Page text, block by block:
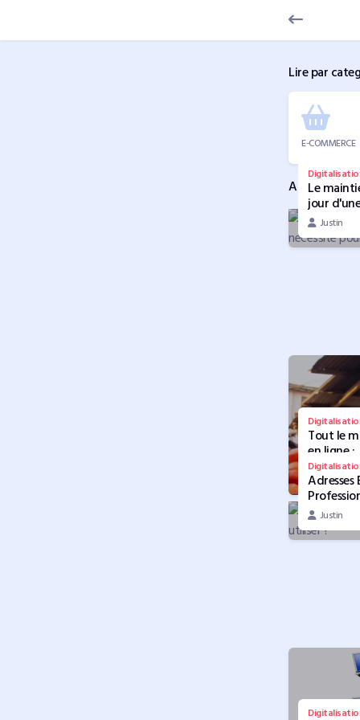
Lire par
E-COMMERCE
Actualité
Le
jour d'une
une
pour
Justin
Tout le
en ligne :
comment
votre site
utilisable
tous
Justin
Adresses
pourquoi
utiliser ?
Justin